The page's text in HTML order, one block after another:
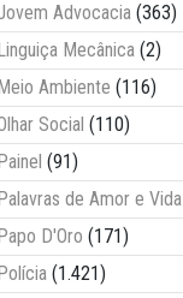
Advocacia (363)
Linguiça Mecânica (2)
Meio Ambiente (116)
Social (110)
Painel (91)
Palavras de Amor e Vida
Papo D'Oro (171)
Polícia (1.421)